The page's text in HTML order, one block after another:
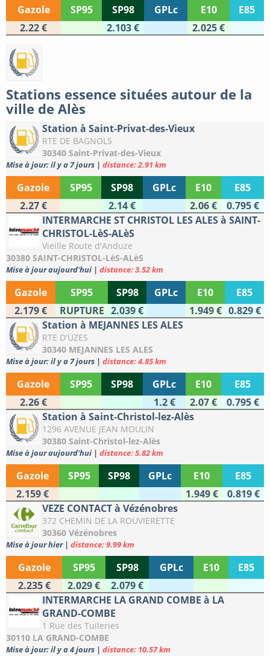
Gazole SP95 SP98 GPLc E10
E85
2.22 €
2.103 € 2.025 €
Stations essence situées autour de la
ville de Alès
Station à Saint-Privat-des-Vieux
RTE DE BAGNOLS
30340 Saint-Privat-des-Vieux
Mise à jour: il y a 7 jours | distance: 2.91 km
Gazole SP95 SP98 GPLc E10
E85
2.27 €
2.14 € 2.06 €
0.795 €
INTERMARCHE ST CHRISTOL LES ALES à SAINT-
CHRISTOL-LèS-ALèS
Vieille Route d'Anduze
30380 SAINT-CHRISTOL-LèS-ALèS
Mise à jour aujourd'hui | distance: 3.52 km
Gazole SP95 SP98 GPLc E10
E85
2.179 €
RUPTURE 2.039 € 1.949 € 0.829 €
Station à MEJANNES LES ALES
RTE D'UZES
30340 MEJANNES LES ALES
Mise à jour: il y a 7 jours | distance: 4.85 km
Gazole SP95 SP98 GPLc E10
E85
2.26 €
1.2 € 2.07 €
0.795 €
Station à Saint-Christol-lez-Alès
1296 AVENUE JEAN MOULIN
30380 Saint-Christol-lez-Alès
Mise à jour aujourd'hui | distance: 5.82 km
Gazole SP95 SP98 GPLc E10
E85
2.159 €
1.949 €
0.819 €
VEZE CONTACT à Vézénobres
372 CHEMIN DE LA ROUVIERETTE
30360 Vézénobres
Mise à jour hier | distance: 9.99 km
Gazole SP95 SP98 GPLc E10
E85
2.235 €
2.029 €
2.079 €
INTERMARCHE LA GRAND COMBE à LA
GRAND-COMBE
1 Rue des Tuileries
30110 LA GRAND-COMBE
Mise à jour: il y a 4 jours | distance: 10.57 km